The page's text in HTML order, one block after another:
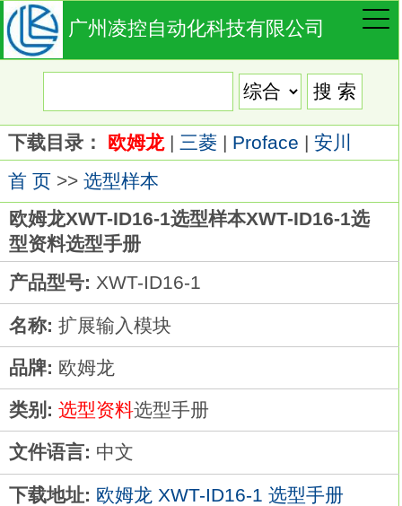
广州凌控自动化科技有限公司
下载目录： 欧姆龙| 三菱| Proface | 安川
首 页>> 选型样本
欧姆龙XWT-ID16-1选型样本XWT-ID16-1选
型资料选型手册
产品型号: XWT-ID16-1
名称: 扩展输入模块
品牌: 欧姆龙
类别: 选型资料选型手册
文件语言: 中文
下载地址: 欧姆龙 XWT-ID16-1 选型手册